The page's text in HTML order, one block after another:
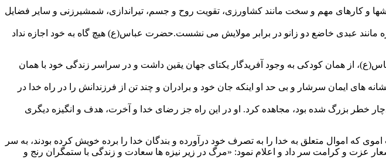
و کارهای مهم و سخت مانند کشاورزی، تقویت روح و جسم، تیراندازی، شمشیرزنی و سایر فضایل
عبدی خاضع دو زانو در برابر مولایش می نشست.حضرت عباس(ع) هیچ گاه به خود اجازه نداد
از همان کودکی به وجود آفریدگار یکتای جهان یقین داشت و در سراسر زندگی خود با همان
ایمان سرشار و بی حد او اینکه جان خود و برادران و چند تن از فرزندانش را در راه خدا در
خطر بزرگ شده بود، مجاهده کرد. او در این راه جز رضای خدا و آخرت، هدف و انگیزه دیگری
که اموال متعلق به خدا را به تصرف خود درآورده و بندگان خدا را برده خویش کرده بودند، به سر
عزت و کرامت سر داد و اعلام نمود: «مرگ در زیر نیزه ها سعادت و زندگی با ستمگران رنج و